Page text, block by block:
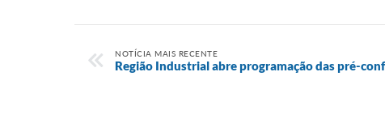
NOTÍCIA MAIS RECENTE
Região Industrial abre programação das pré-